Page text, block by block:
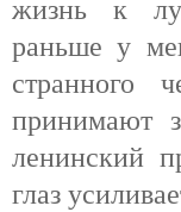
жизнь к
раньше у
странного
принимают
ленинский
глаз